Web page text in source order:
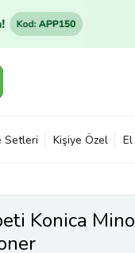
Setleri Kişiye Özel El
Konica